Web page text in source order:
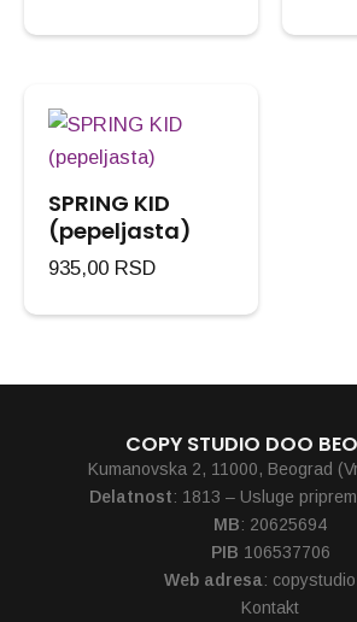
SPRING KID
(pepeljasta)
935,00 RSD
COPY STUDIO DOO
Kumanovska 2, 11000, Beograd
Delatnost: 1813 – Usluge
MB: 20625694
PIB 106537706
Web adresa:
Kontakt